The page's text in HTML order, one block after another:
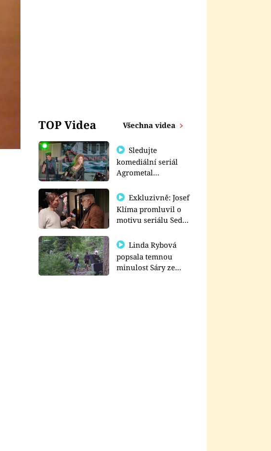
TOP Videa Všechna videa
Sledujte
komediální seriál
Agrometal
prima+
Exkluzivně: Josef
Klíma promluvil o
motivu seriálu Sedm
Linda Rybová
popsala temnou
minulost Sáry ze